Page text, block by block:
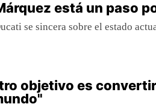
está un paso
se sincera sobre el estado
objetivo es